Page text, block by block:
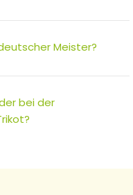
Meister?
bei der